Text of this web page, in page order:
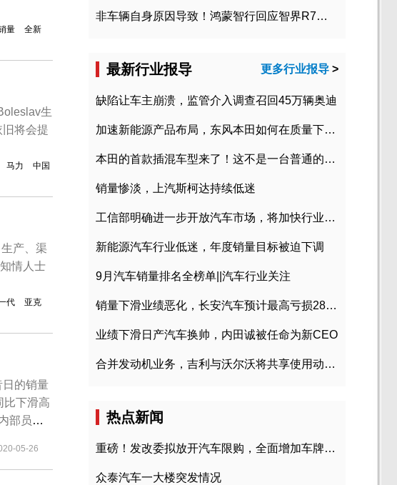
量
全新
生
将会提
马力
中国
产、渠
情人士
代
亚克
的销量
比下滑高
部员工6
6折优
05-26
非车辆自身原因导致！鸿蒙智行回应智界R7起火事故
最新行业报导 更多行业报导 >
缺陷让车主崩溃，监管介入调查召回45万辆奥迪
加速新能源产品布局，东风本田如何在质量下转型？
本田的首款插混车型来了！这不是一台普通的CR-V
销量惨淡，上汽斯柯达持续低迷
工信部明确进一步开放汽车市场，将加快行业兼并重组
新能源汽车行业低迷，年度销量目标被迫下调
9月汽车销量排名全榜单||汽车行业关注
销量下滑业绩恶化，长安汽车预计最高亏损28亿元
业绩下滑日产汽车换帅，内田诚被任命为新CEO
合并发动机业务，吉利与沃尔沃将共享使用动力总成
热点新闻
重磅！发改委拟放开汽车限购，全面增加车牌指标
众泰汽车一大楼突发情况